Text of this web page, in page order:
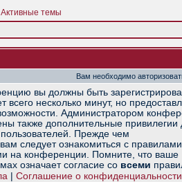
Активные темы
Вам необходимо
вы должны быть
всего несколько минут, но
Администратором
также дополнительные привилегии
Прежде чем
следует ознакомиться с
на конференции. Помните, что ваше
означает согласие со всеми
| Соглашение о конфиденциальности